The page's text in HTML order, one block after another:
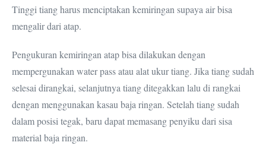
Tinggi tiang harus menciptakan kemiringan supaya air bisa
mengalir dari atap.
Pengukuran kemiringan atap bisa dilakukan dengan
mempergunakan water pass atau alat ukur tiang. Jika tiang sudah
selesai dirangkai, selanjutnya tiang ditegakkan lalu di rangkai
dengan menggunakan kasau baja ringan. Setelah tiang sudah
dalam posisi tegak, baru dapat memasang penyiku dari sisa
material baja ringan.